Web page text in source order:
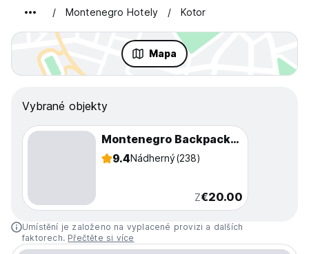
Montenegro Hotely Kotor
Mapa
Vybrané objekty
Montenegro Backpackers Home Kotor
9.4Nádherný(238)
Z€20.00
Umístění je založeno na vyplacené provizi a dalších
faktorech. Přečtěte si více